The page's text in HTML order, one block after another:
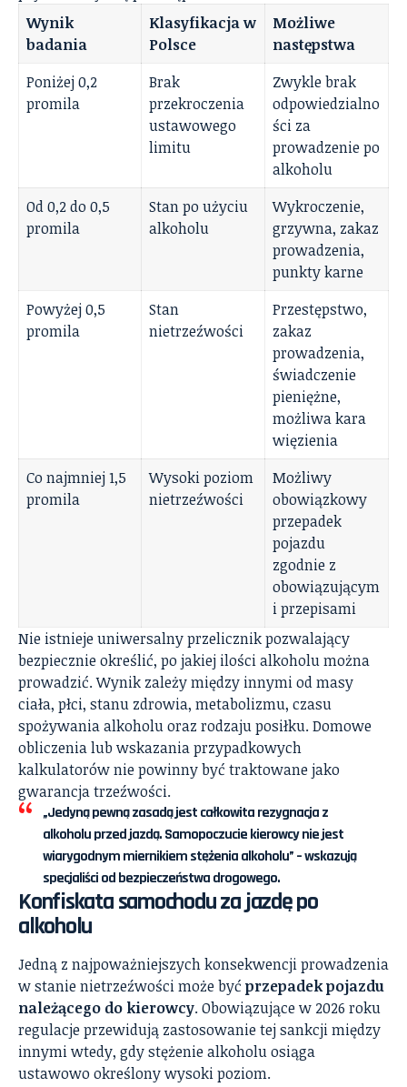
Wynik
badania
Klasyfikacja w
Polsce
Możliwe
następstwa
Poniżej 0,2
promila
Brak
przekroczenia
ustawowego
limitu
Zwykle brak
odpowiedzialno
ści za
prowadzenie po
alkoholu
Od 0,2 do 0,5
promila
Stan po użyciu
alkoholu
Wykroczenie,
grzywna, zakaz
prowadzenia,
punkty karne
Powyżej 0,5
promila
Stan
nietrzeźwości
Przestępstwo,
zakaz
prowadzenia,
świadczenie
pieniężne,
możliwa kara
więzienia
Co najmniej 1,5
promila
Wysoki poziom
nietrzeźwości
Możliwy
obowiązkowy
przepadek
pojazdu
zgodnie z
obowiązującym
i przepisami
Nie istnieje uniwersalny przelicznik pozwalający
bezpiecznie określić, po jakiej ilości alkoholu można
prowadzić. Wynik zależy między innymi od masy
ciała, płci, stanu zdrowia, metabolizmu, czasu
spożywania alkoholu oraz rodzaju posiłku. Domowe
obliczenia lub wskazania przypadkowych
kalkulatorów nie powinny być traktowane jako
gwarancja trzeźwości.
„Jedyną pewną zasadą jest całkowita rezygnacja z
alkoholu przed jazdą. Samopoczucie kierowcy nie jest
wiarygodnym miernikiem stężenia alkoholu” – wskazują
specjaliści od bezpieczeństwa drogowego.
Konfiskata samochodu za jazdę po
alkoholu
Jedną z najpoważniejszych konsekwencji prowadzenia
w stanie nietrzeźwości może być przepadek pojazdu
należącego do kierowcy. Obowiązujące w 2026 roku
regulacje przewidują zastosowanie tej sankcji między
innymi wtedy, gdy stężenie alkoholu osiąga
ustawowo określony wysoki poziom.